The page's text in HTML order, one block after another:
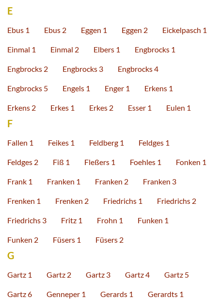
E
Ebus 1 Ebus 2 Eggen 1 Eggen 2 Eickelpasch 1
Einmal 1 Einmal 2 Elbers 1 Engbrocks 1
Engbrocks 2 Engbrocks 3 Engbrocks 4
Engbrocks 5 Engels 1 Enger 1 Erkens 1
Erkens 2 Erkes 1 Erkes 2 Esser 1 Eulen 1
F
Fallen 1 Feikes 1 Feldberg 1 Feldges 1
Feldges 2 Fiß 1 Fleßers 1 Foehles 1 Fonken 1
Frank 1 Franken 1 Franken 2 Franken 3
Frenken 1 Frenken 2 Friedrichs 1 Friedrichs 2
Friedrichs 3 Fritz 1 Frohn 1 Funken 1
Funken 2 Füsers 1 Füsers 2
G
Gartz 1 Gartz 2 Gartz 3 Gartz 4 Gartz 5
Gartz 6 Genneper 1 Gerards 1 Gerardts 1